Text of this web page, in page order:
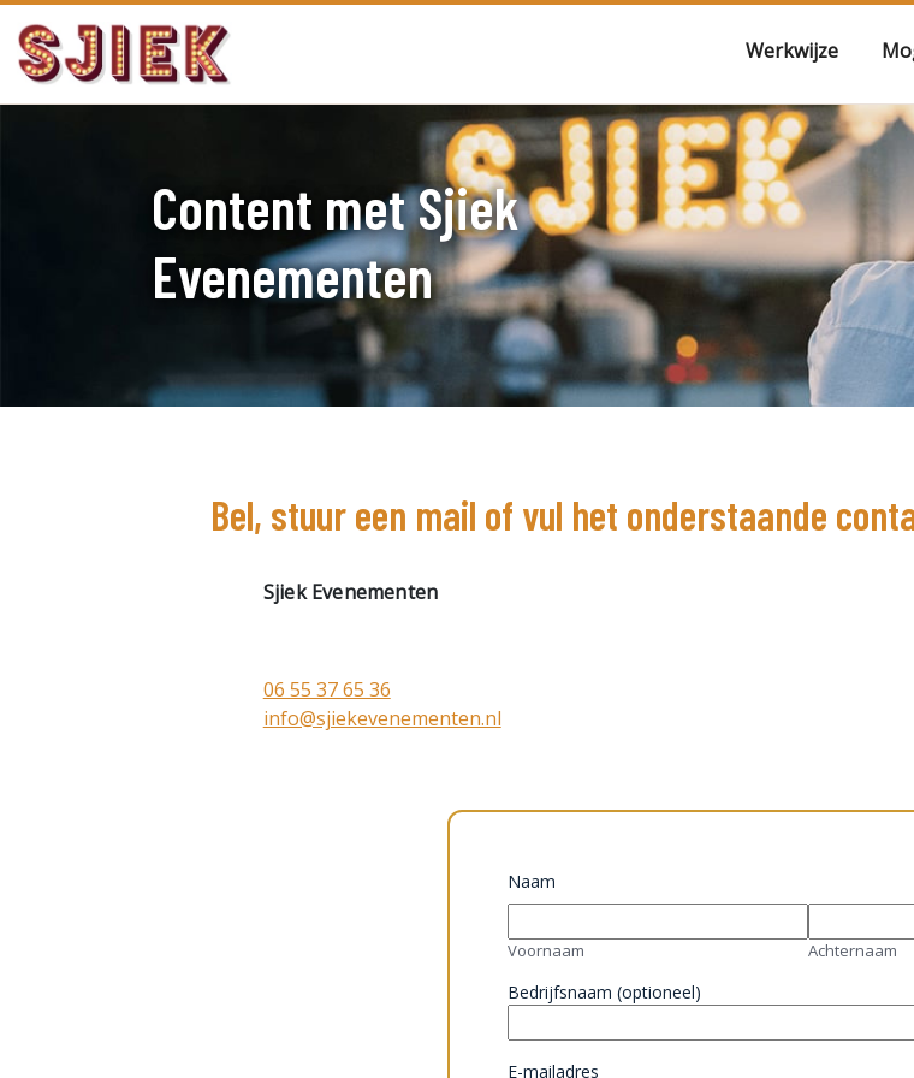
Werkwijze
Content met Sjiek
Evenementen
Bel, stuur een mail of vul het onderstaande
Sjiek Evenementen
06 55 37 65 36
info@sjiekevenementen.nl
Naam
Voornaam Achternaam
Bedrijfsnaam (optioneel)
E-mailadres